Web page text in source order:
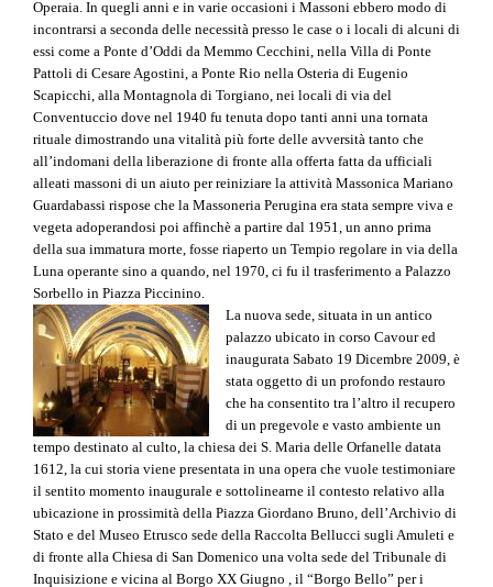
Operaia. In quegli anni e in varie occasioni i Massoni ebbero modo di
incontrarsi a seconda delle necessità presso le case o i locali di alcuni di
essi come a Ponte d’Oddi da Memmo Cecchini, nella Villa di Ponte
Pattoli di Cesare Agostini, a Ponte Rio nella Osteria di Eugenio
Scapicchi, alla Montagnola di Torgiano, nei locali di via del
Conventuccio dove nel 1940 fu tenuta dopo tanti anni una tornata
rituale dimostrando una vitalità più forte delle avversità tanto che
all’indomani della liberazione di fronte alla offerta fatta da ufficiali
alleati massoni di un aiuto per reiniziare la attività Massonica Mariano
Guardabassi rispose che la Massoneria Perugina era stata sempre viva e
vegeta adoperandosi poi affinchè a partire dal 1951, un anno prima
della sua immatura morte, fosse riaperto un Tempio regolare in via della
Luna operante sino a quando, nel 1970, ci fu il trasferimento a Palazzo
Sorbello in Piazza Piccinino.
La nuova sede, situata in un antico
palazzo ubicato in corso Cavour ed
inaugurata Sabato 19 Dicembre 2009, è
stata oggetto di un profondo restauro
che ha consentito tra l’altro il recupero
di un pregevole e vasto ambiente un
tempo destinato al culto, la chiesa dei S. Maria delle Orfanelle datata
1612, la cui storia viene presentata in una opera che vuole testimoniare
il sentito momento inaugurale e sottolinearne il contesto relativo alla
ubicazione in prossimità della Piazza Giordano Bruno, dell’Archivio di
Stato e del Museo Etrusco sede della Raccolta Bellucci sugli Amuleti e
di fronte alla Chiesa di San Domenico una volta sede del Tribunale di
Inquisizione e vicina al Borgo XX Giugno , il “Borgo Bello” per i